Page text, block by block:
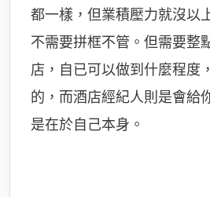
都一樣，但業積壓力就沒以
不需要拼框不管。但需要整
店，自已可以做到什麼程度
的，而酒店經紀人則是會給
是在於自己本身。